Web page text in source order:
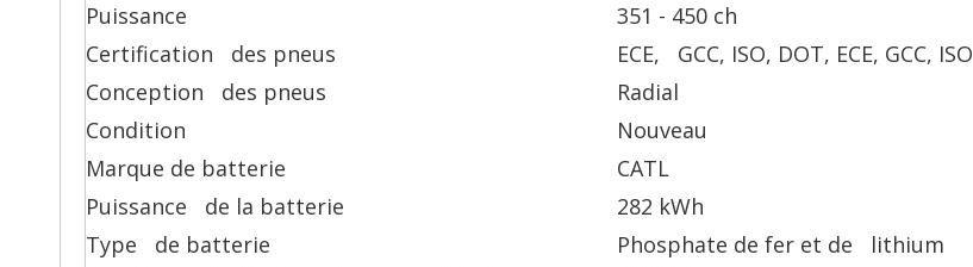
Puissance
351 - 450 ch
Certification des pneus
ECE, GCC, ISO, DOT, ECE, GCC, ISO
Conception des pneus
Radial
Condition
Nouveau
Marque de batterie
CATL
Puissance de la batterie
282 kWh
Type de batterie
Phosphate de fer et de lithium